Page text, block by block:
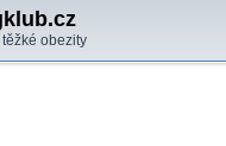
obezity